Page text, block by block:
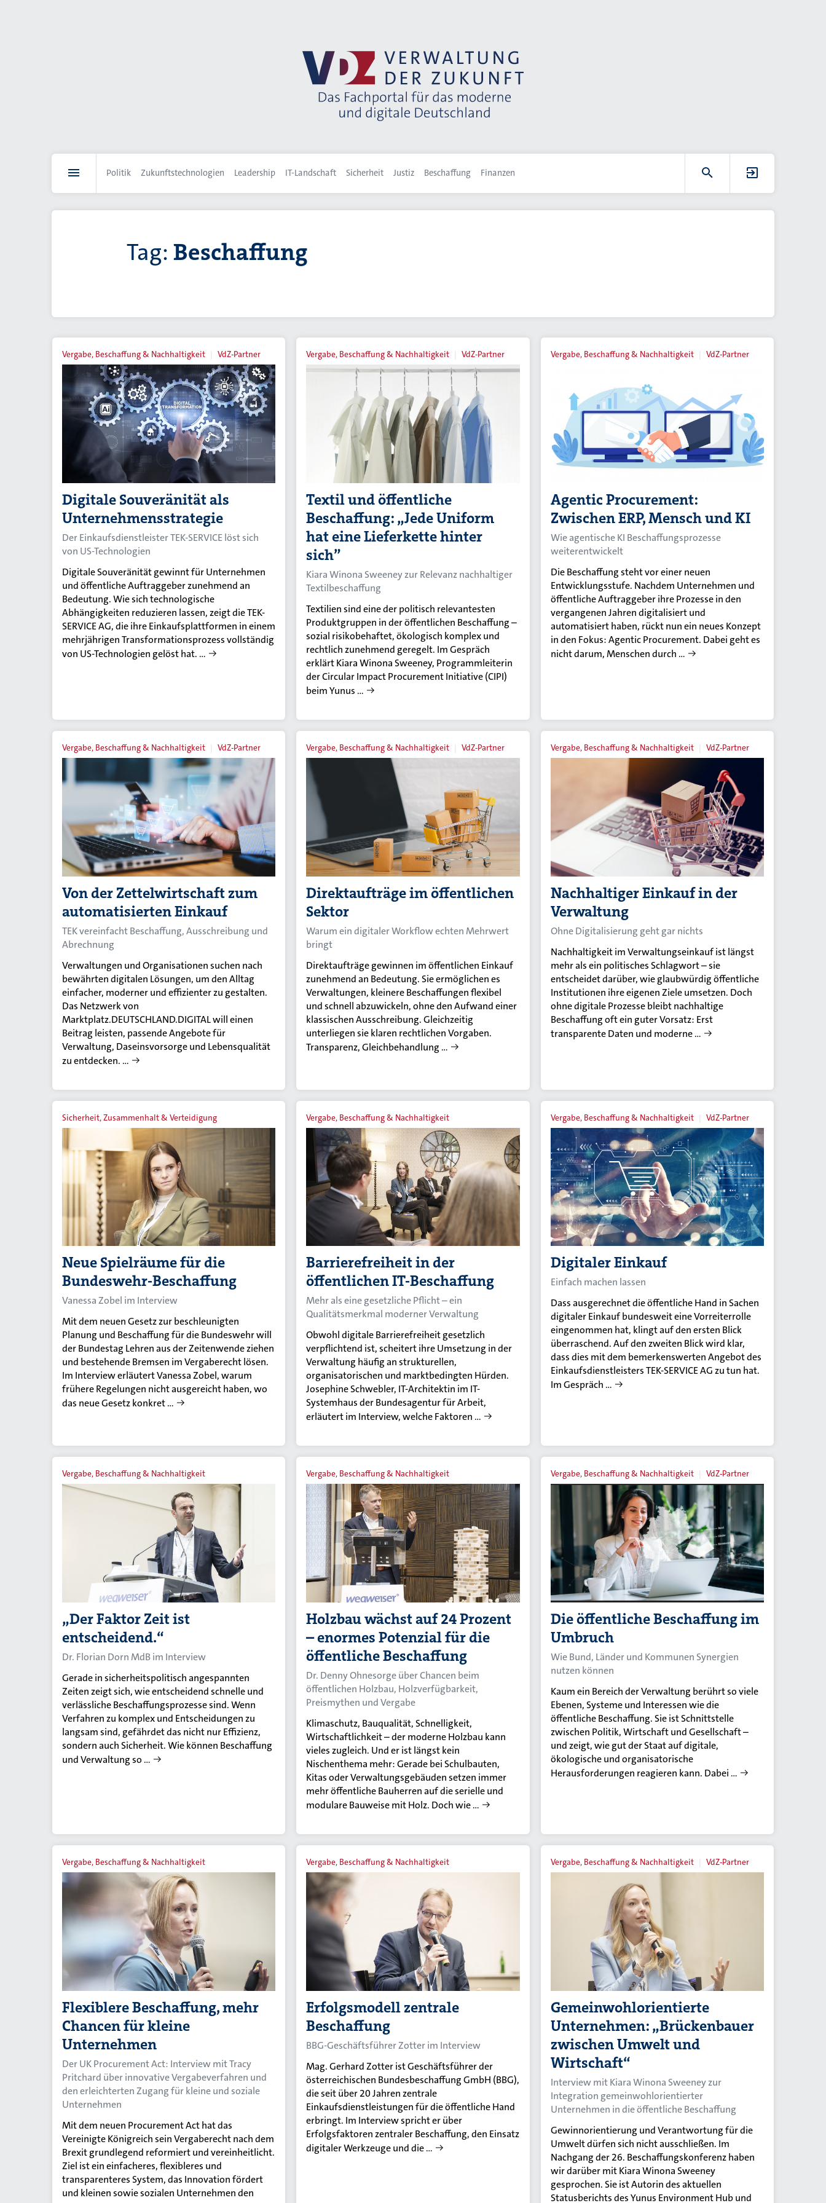
Politik Zukunftstechnologien Leadership IT-Landschaft Sicherheit Justiz Beschaffung Finanzen
Tag: Beschaffung
Vergabe, Beschaffung & Nachhaltigkeit VdZ-Partner
Digitale Souveränität als
Unternehmensstrategie
Der Einkaufsdienstleister TEK-SERVICE löst sich
von US-Technologien
Digitale Souveränität gewinnt für Unternehmen
und öffentliche Auftraggeber zunehmend an
Bedeutung. Wie sich technologische
Abhängigkeiten reduzieren lassen, zeigt die TEK-
SERVICE AG, die ihre Einkaufsplattformen in einem
mehrjährigen Transformationsprozess vollständig
von US-Technologien gelöst hat. …
Vergabe, Beschaffung & Nachhaltigkeit VdZ-Partner
Textil und öffentliche
Beschaffung: „Jede Uniform
hat eine Lieferkette hinter
sich”
Kiara Winona Sweeney zur Relevanz nachhaltiger
Textilbeschaffung
Textilien sind eine der politisch relevantesten
Produktgruppen in der öffentlichen Beschaffung –
sozial risikobehaftet, ökologisch komplex und
rechtlich zunehmend geregelt. Im Gespräch
erklärt Kiara Winona Sweeney, Programmleiterin
der Circular Impact Procurement Initiative (CIPI)
beim Yunus …
Vergabe, Beschaffung & Nachhaltigkeit VdZ-Partner
Agentic Procurement:
Zwischen ERP, Mensch und KI
Wie agentische KI Beschaffungsprozesse
weiterentwickelt
Die Beschaffung steht vor einer neuen
Entwicklungsstufe. Nachdem Unternehmen und
öffentliche Auftraggeber ihre Prozesse in den
vergangenen Jahren digitalisiert und
automatisiert haben, rückt nun ein neues Konzept
in den Fokus: Agentic Procurement. Dabei geht es
nicht darum, Menschen durch …
Vergabe, Beschaffung & Nachhaltigkeit VdZ-Partner
Von der Zettelwirtschaft zum
automatisierten Einkauf
TEK vereinfacht Beschaffung, Ausschreibung und
Abrechnung
Verwaltungen und Organisationen suchen nach
bewährten digitalen Lösungen, um den Alltag
einfacher, moderner und effizienter zu gestalten.
Das Netzwerk von
Marktplatz.DEUTSCHLAND.DIGITAL will einen
Beitrag leisten, passende Angebote für
Verwaltung, Daseinsvorsorge und Lebensqualität
zu entdecken. …
Vergabe, Beschaffung & Nachhaltigkeit VdZ-Partner
Direktaufträge im öffentlichen
Sektor
Warum ein digitaler Workflow echten Mehrwert
bringt
Direktaufträge gewinnen im öffentlichen Einkauf
zunehmend an Bedeutung. Sie ermöglichen es
Verwaltungen, kleinere Beschaffungen flexibel
und schnell abzuwickeln, ohne den Aufwand einer
klassischen Ausschreibung. Gleichzeitig
unterliegen sie klaren rechtlichen Vorgaben.
Transparenz, Gleichbehandlung …
Vergabe, Beschaffung & Nachhaltigkeit VdZ-Partner
Nachhaltiger Einkauf in der
Verwaltung
Ohne Digitalisierung geht gar nichts
Nachhaltigkeit im Verwaltungseinkauf ist längst
mehr als ein politisches Schlagwort – sie
entscheidet darüber, wie glaubwürdig öffentliche
Institutionen ihre eigenen Ziele umsetzen. Doch
ohne digitale Prozesse bleibt nachhaltige
Beschaffung oft ein guter Vorsatz: Erst
transparente Daten und moderne …
Sicherheit, Zusammenhalt & Verteidigung
Neue Spielräume für die
Bundeswehr-Beschaffung
Vanessa Zobel im Interview
Mit dem neuen Gesetz zur beschleunigten
Planung und Beschaffung für die Bundeswehr will
der Bundestag Lehren aus der Zeitenwende ziehen
und bestehende Bremsen im Vergaberecht lösen.
Im Interview erläutert Vanessa Zobel, warum
frühere Regelungen nicht ausgereicht haben, wo
das neue Gesetz konkret …
Vergabe, Beschaffung & Nachhaltigkeit
Barrierefreiheit in der
öffentlichen IT-Beschaffung
Mehr als eine gesetzliche Pflicht – ein
Qualitätsmerkmal moderner Verwaltung
Obwohl digitale Barrierefreiheit gesetzlich
verpflichtend ist, scheitert ihre Umsetzung in der
Verwaltung häufig an strukturellen,
organisatorischen und marktbedingten Hürden.
Josephine Schwebler, IT-Architektin im IT-
Systemhaus der Bundesagentur für Arbeit,
erläutert im Interview, welche Faktoren …
Vergabe, Beschaffung & Nachhaltigkeit VdZ-Partner
Digitaler Einkauf
Einfach machen lassen
Dass ausgerechnet die öffentliche Hand in Sachen
digitaler Einkauf bundesweit eine Vorreiterrolle
eingenommen hat, klingt auf den ersten Blick
überraschend. Auf den zweiten Blick wird klar,
dass dies mit dem bemerkenswerten Angebot des
Einkaufsdienstleisters TEK-SERVICE AG zu tun hat.
Im Gespräch …
Vergabe, Beschaffung & Nachhaltigkeit
„Der Faktor Zeit ist
entscheidend.“
Dr. Florian Dorn MdB im Interview
Gerade in sicherheitspolitisch angespannten
Zeiten zeigt sich, wie entscheidend schnelle und
verlässliche Beschaffungsprozesse sind. Wenn
Verfahren zu komplex und Entscheidungen zu
langsam sind, gefährdet das nicht nur Effizienz,
sondern auch Sicherheit. Wie können Beschaffung
und Verwaltung so …
Vergabe, Beschaffung & Nachhaltigkeit
Holzbau wächst auf 24 Prozent
– enormes Potenzial für die
öffentliche Beschaffung
Dr. Denny Ohnesorge über Chancen beim
öffentlichen Holzbau, Holzverfügbarkeit,
Preismythen und Vergabe
Klimaschutz, Bauqualität, Schnelligkeit,
Wirtschaftlichkeit – der moderne Holzbau kann
vieles zugleich. Und er ist längst kein
Nischenthema mehr: Gerade bei Schulbauten,
Kitas oder Verwaltungsgebäuden setzen immer
mehr öffentliche Bauherren auf die serielle und
modulare Bauweise mit Holz. Doch wie …
Vergabe, Beschaffung & Nachhaltigkeit VdZ-Partner
Die öffentliche Beschaffung im
Umbruch
Wie Bund, Länder und Kommunen Synergien
nutzen können
Kaum ein Bereich der Verwaltung berührt so viele
Ebenen, Systeme und Interessen wie die
öffentliche Beschaffung. Sie ist Schnittstelle
zwischen Politik, Wirtschaft und Gesellschaft –
und zeigt, wie gut der Staat auf digitale,
ökologische und organisatorische
Herausforderungen reagieren kann. Dabei …
Vergabe, Beschaffung & Nachhaltigkeit
Flexiblere Beschaffung, mehr
Chancen für kleine
Unternehmen
Der UK Procurement Act: Interview mit Tracy
Pritchard über innovative Vergabeverfahren und
den erleichterten Zugang für kleine und soziale
Unternehmen
Mit dem neuen Procurement Act hat das
Vereinigte Königreich sein Vergaberecht nach dem
Brexit grundlegend reformiert und vereinheitlicht.
Ziel ist ein einfacheres, flexibleres und
transparenteres System, das Innovation fördert
und kleinen sowie sozialen Unternehmen den
Vergabe, Beschaffung & Nachhaltigkeit
Erfolgsmodell zentrale
Beschaffung
BBG-Geschäftsführer Zotter im Interview
Mag. Gerhard Zotter ist Geschäftsführer der
österreichischen Bundesbeschaffung GmbH (BBG),
die seit über 20 Jahren zentrale
Einkaufsdienstleistungen für die öffentliche Hand
erbringt. Im Interview spricht er über
Erfolgsfaktoren zentraler Beschaffung, den Einsatz
digitaler Werkzeuge und die …
Vergabe, Beschaffung & Nachhaltigkeit VdZ-Partner
Gemeinwohlorientierte
Unternehmen: „Brückenbauer
zwischen Umwelt und
Wirtschaft“
Interview mit Kiara Winona Sweeney zur
Integration gemeinwohlorientierter
Unternehmen in die öffentliche Beschaffung
Gewinnorientierung und Verantwortung für die
Umwelt dürfen sich nicht ausschließen. Im
Nachgang der 26. Beschaffungskonferenz haben
wir darüber mit Kiara Winona Sweeney
gesprochen. Sie ist Autorin des aktuellen
Statusberichts des Yunus Environment Hub und